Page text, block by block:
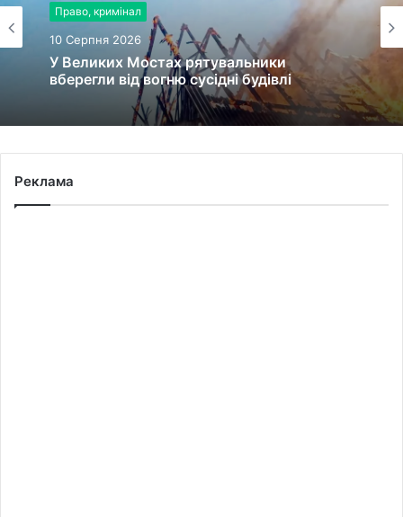
Право, кримінал
10 Серпня 2026
У Великих Мостах рятувальники
вберегли від вогню сусідні будівлі
Реклама